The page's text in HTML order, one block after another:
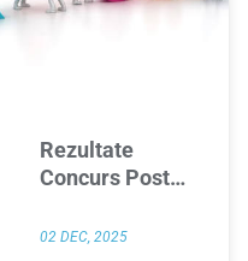
Rezultate
Concurs Post
02 DEC, 2025